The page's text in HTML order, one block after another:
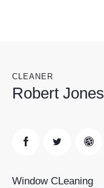
CLEANER
Robert Jones
Window CLeaning